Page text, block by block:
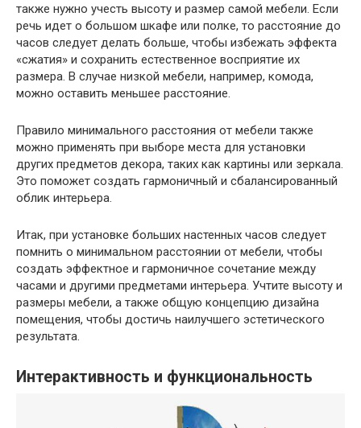
также нужно учесть высоту и размер самой мебели. Если
речь идет о большом шкафе или полке, то расстояние до
часов следует делать больше, чтобы избежать эффекта
«сжатия» и сохранить естественное восприятие их
размера. В случае низкой мебели, например, комода,
можно оставить меньшее расстояние.
Правило минимального расстояния от мебели также
можно применять при выборе места для установки
других предметов декора, таких как картины или зеркала.
Это поможет создать гармоничный и сбалансированный
облик интерьера.
Итак, при установке больших настенных часов следует
помнить о минимальном расстоянии от мебели, чтобы
создать эффектное и гармоничное сочетание между
часами и другими предметами интерьера. Учтите высоту и
размеры мебели, а также общую концепцию дизайна
помещения, чтобы достичь наилучшего эстетического
результата.
Интерактивность и функциональность